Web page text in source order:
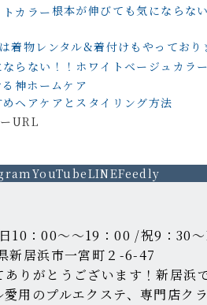
根本が伸びても気にならな
着物レンタル&着付けもやっており
らない！！ホワイトベージュカラ
神ホームケア
めヘアケアとスタイリング方法
URL
YouTubeLINEFeedly
10：00～～19：00 /祝9：30
新居浜市一宮町２-6-47
りがとうございます！新居浜
用のプルエクステ、専門店ク